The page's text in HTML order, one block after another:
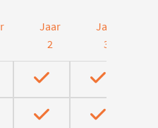
Jaar
2
Jaar
3